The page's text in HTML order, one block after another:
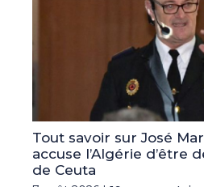
Tout savoir sur José
accuse l’Algérie d’être
de Ceuta